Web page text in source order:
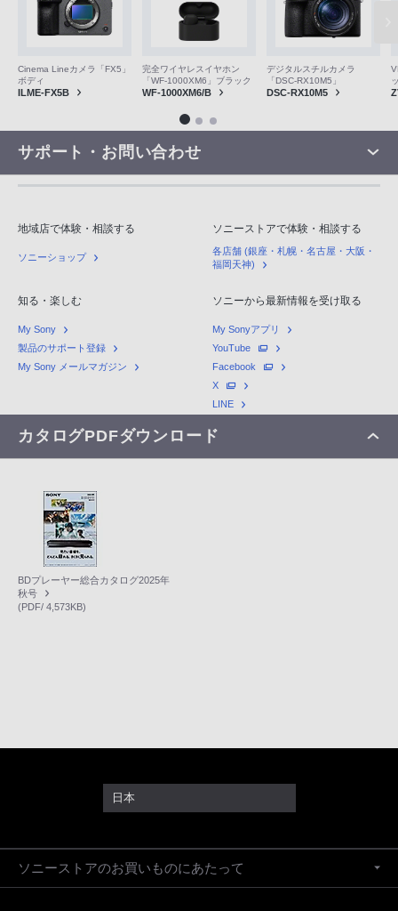
Cinema Lineカメラ「FX5」
ボディ
ILME-FX5B
完全ワイヤレスイヤホン
「WF-1000XM6」ブラック
WF-1000XM6/B
デジタルスチルカメラ
「DSC-RX10M5」
DSC-RX10M5
サポート・お問い合わせ
地域店で体験・相談する
ソニーショップ
ソニーストアで体験・相談する
各店舗 (銀座・札幌・名古屋・大阪・
福岡天神)
知る・楽しむ
My Sony
製品のサポート登録
My Sony メールマガジン
ソニーから最新情報を受け取る
My Sonyアプリ
YouTube
Facebook
X
LINE
カタログPDFダウンロード
BDプレーヤー総合カタログ2025年
秋号
(PDF/ 4,573KB)
日本
ソニーストアのお買いものにあたって